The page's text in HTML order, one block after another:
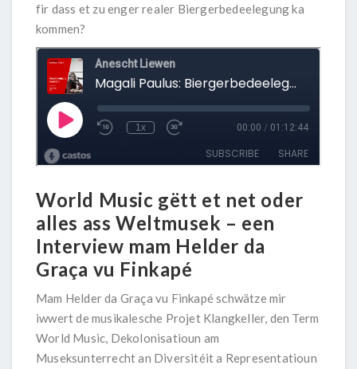
fir dass et zu enger realer Biergerbedeelegung ka
kommen?
World Music gëtt et net oder
alles ass Weltmusek – een
Interview mam Helder da
Graça vu Finkapé
Mam Helder da Graça vu Finkapé schwätze mir
iwwert de musikalesche Projet Klangkeller, den Term
World Music, Dekolonisatioun am
Museksunterrecht an Diversitéit a Representatioun